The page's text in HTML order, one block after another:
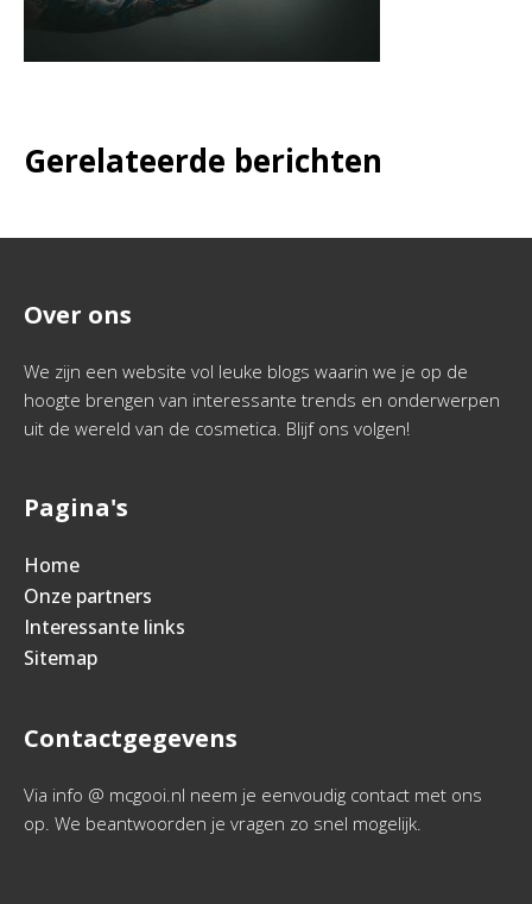
Gerelateerde berichten
Over ons
We zijn een website vol leuke blogs waarin we je op de
hoogte brengen van interessante trends en onderwerpen
uit de wereld van de cosmetica. Blijf ons volgen!
Pagina's
Home
Onze partners
Interessante links
Sitemap
Contactgegevens
Via info @ mcgooi.nl neem je eenvoudig contact met ons
op. We beantwoorden je vragen zo snel mogelijk.